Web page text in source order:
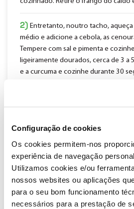
Configuração de cookies
Os cookies permitem-nos
experiência de navegação
Utilizamos cookies e/ou
nossos websites ou aplicações
para o seu bom funcionamento
necessários para a prestação de
2) Entretanto, noutro tacho, aqueça
médio e adicione a cebola, as
Tempere com sal e pimenta e
ligeiramente dourados, cerca de 3 a
e a curcuma e cozinhe durante 30
o lume, deixe ferver e cozinhe até
ficar macia.
3)Pouco antes de servir, utilize dois
frango em pedaços pequenos e
juntamente com as verduras, o sumo
aromáticas. Retifique de sal e pimenta.